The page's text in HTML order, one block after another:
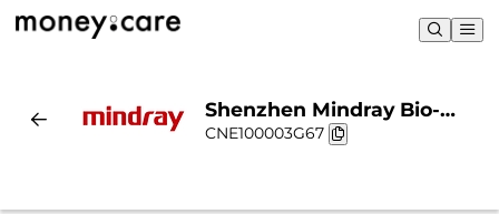
Shenzhen Mindray Bio-
Medical Electronics |
CNE100003G67